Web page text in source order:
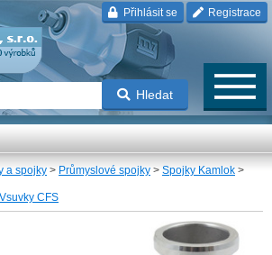
Přihlásit se Registrace
Hledat
a spojky > Průmyslové spojky > Spojky Kamlok >
Vsuvky CFS